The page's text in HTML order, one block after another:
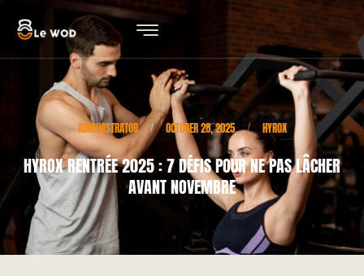
ADMINISTRATOR / OCTOBER 28, 2025 / HYROX
HYROX RENTRÉE 2025 : 7 DÉFIS POUR NE PAS LÂCHER
AVANT NOVEMBRE